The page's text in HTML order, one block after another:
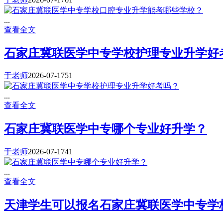
...
查看全文
石家庄冀联医学中专学校护理专业升学好
于老师2026-07-1751
...
查看全文
石家庄冀联医学中专哪个专业好升学？
于老师2026-07-1741
...
查看全文
天津学生可以报名石家庄冀联医学中专学